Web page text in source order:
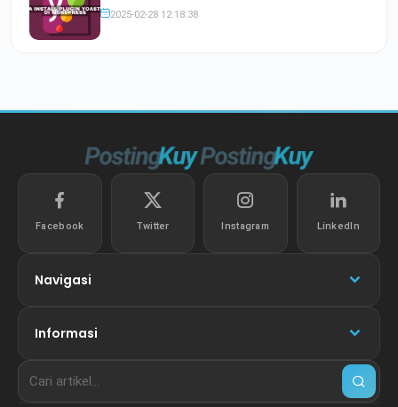
2025-02-28 12:18:38
Facebook Twitter Instagram LinkedIn
Navigasi
Informasi